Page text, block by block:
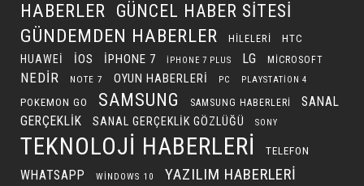
HABERLER
GÜNCEL HABER SITESI
GÜNDEMDEN HABERLER HILELERI HTC
HUAWEI IOS IPHONE 7 IPHONE 7 PLUS LG MICROSOFT
NEDIR NOTE 7 OYUN HABERLERI PC PLAYSTATION 4
POKEMON GO SAMSUNG SAMSUNG HABERLERI
SANAL
GERÇEKLIK
SANAL GERÇEKLIK GÖZLÜĞÜ SONY
TEKNOLOJI HABERLERI TELEFON
WHATSAPP WINDOWS 10 YAZILIM HABERLERI